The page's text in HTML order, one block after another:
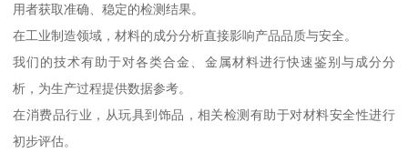
用者获取准确、稳定的检测结果。
在工业制造领域，材料的成分分析直接影响产品品质与安全。
我们的技术有助于对各类合金、金属材料进行快速鉴别与成分分
析，为生产过程提供数据参考。
在消费品行业，从玩具到饰品，相关检测有助于对材料安全性进行
初步评估。